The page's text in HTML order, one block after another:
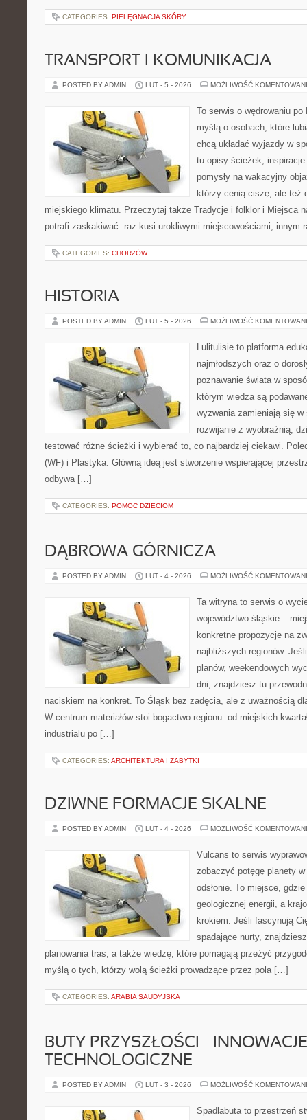
CATEGORIES: PIELĘGNACJA SKÓRY
TRANSPORT I KOMUNIKACJA
POSTED BY ADMIN LUT - 5 - 2026 MOŻLIWOŚĆ
To serwis o wędrowaniu
myślą o osobach, które
chcą układać wyjazdy w
tu opisy ścieżek,
pomysły na wakacyjny
którzy cenią ciszę, ale też
miejskiego klimatu. Przeczytaj także Tradycje i folklor i Miejsca
potrafi zaskakiwać: raz kusi urokliwymi miejscowościami, innym
CATEGORIES: CHORZÓW
HISTORIA
POSTED BY ADMIN LUT - 5 - 2026 MOŻLIWOŚĆ
Lulitulisie to platforma
najmłodszych oraz o
poznawanie świata w
którym wiedza są
wyzwania zamieniają się
rozwijanie z wyobraźnią,
testować różne ścieżki i wybierać to, co najbardziej ciekawi.
(WF) i Plastyka. Główną ideą jest stworzenie wspierającej
odbywa […]
CATEGORIES: POMOC DZIECIOM
DĄBROWA GÓRNICZA
POSTED BY ADMIN LUT - 4 - 2026 MOŻLIWOŚĆ
Ta witryna to serwis o
województwo śląskie –
konkretne propozycje na
najbliższych regionów.
planów, weekendowych
dni, znajdziesz tu
naciskiem na konkret. To Śląsk bez zadęcia, ale z uważnością
W centrum materiałów stoi bogactwo regionu: od miejskich
industrialu po […]
CATEGORIES: ARCHITEKTURA I ZABYTKI
DZIWNE FORMACJE SKALNE
POSTED BY ADMIN LUT - 4 - 2026 MOŻLIWOŚĆ
Vulcans to serwis
zobaczyć potęgę planety
odsłonie. To miejsce,
geologicznej energii, a
krokiem. Jeśli fascynują
spadające nurty,
planowania tras, a także wiedzę, które pomagają przeżyć
myślą o tych, którzy wolą ścieżki prowadzące przez pola […]
CATEGORIES: ARABIA SAUDYJSKA
BUTY PRZYSZŁOŚCI – INNOWACJE
TECHNOLOGICZNE
POSTED BY ADMIN LUT - 3 - 2026 MOŻLIWOŚĆ
Spadlabuta to przestrzeń